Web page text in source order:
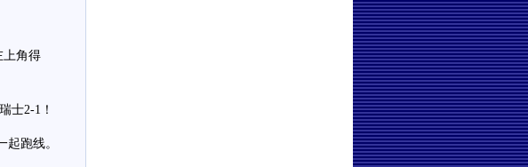
角得
士2-1！
跑线。